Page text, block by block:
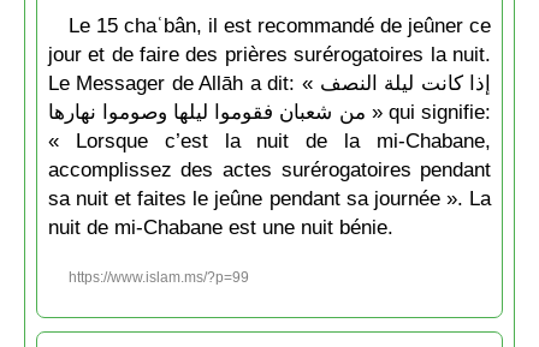
Le 15 chaʿbân, il est recommandé de jeûner ce
jour et de faire des prières surérogatoires la nuit.
Le Messager de Allāh a dit: « إذا كانت ليلة النصف
من شعبان فقوموا ليلها وصوموا نهارها » qui signifie:
« Lorsque c’est la nuit de la mi-Chabane,
accomplissez des actes surérogatoires pendant
sa nuit et faites le jeûne pendant sa journée ». La
nuit de mi-Chabane est une nuit bénie.
https://www.islam.ms/?p=99